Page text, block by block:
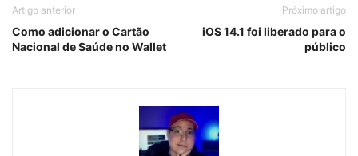
Artigo anterior
Como adicionar o Cartão
Nacional de Saúde no Wallet
Próximo artigo
iOS 14.1 foi liberado para o
público